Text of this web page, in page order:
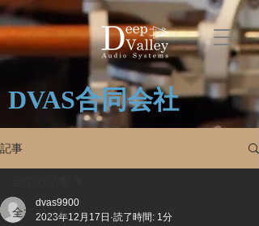
DVAS合同会社
記事
全ての記事
dvas9900
2023年12月17日 読了時間: 1分